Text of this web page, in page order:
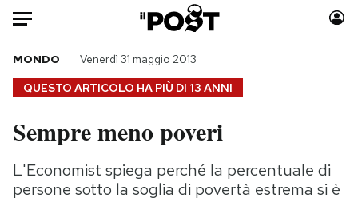
Auto
HOME
Italia
Politica
Moda
Consumismi
QUESTO ARTICOLO HA PIÙ DI 13 ANNI
MONDO Venerdì 31 maggio 2013
Sempre meno poveri
L'Economist spiega perché la percentuale di
persone sotto la soglia di povertà estrema si è